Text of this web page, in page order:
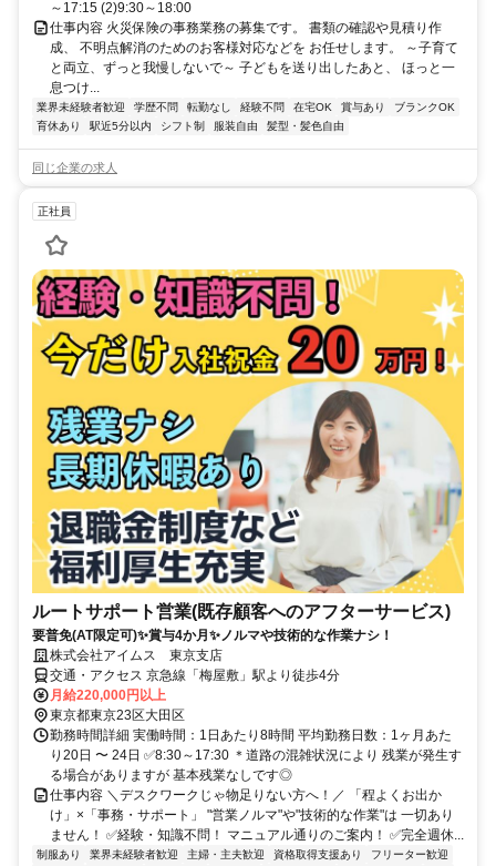
～17:15 (2)9:30～18:00
仕事内容 火災保険の事務業務の募集です。 書類の確認や見積り作
成、 不明点解消のためのお客様対応などを お任せします。 ～子育て
と両立、ずっと我慢しないで～ 子どもを送り出したあと、 ほっと一
息つけ...
業界未経験者歓迎 学歴不問 転勤なし 経験不問 在宅OK 賞与あり
ブランクOK
育休あり
駅近5分以内 シフト制 服装自由 髪型・髪色自由
同じ企業の求人
正社員
ルートサポート営業(既存顧客へのアフターサービス)
要普免(AT限定可)✨賞与4か月✨ノルマや技術的な作業ナシ！
株式会社アイムス 東京支店
交通・アクセス 京急線「梅屋敷」駅より徒歩4分
月給220,000円以上
東京都東京23区大田区
勤務時間詳細 実働時間：1日あたり8時間 平均勤務日数：1ヶ月あた
り20日 〜 24日 ✅8:30～17:30 ＊道路の混雑状況により 残業が発生す
る場合がありますが 基本残業なしです◎
仕事内容 ＼デスクワークじゃ物足りない方へ！／ 「程よくお出か
け」×「事務・サポート」 "営業ノルマ"や"技術的な作業"は 一切あり
ません！ ✅経験・知識不問！ マニュアル通りのご案内！ ✅完全週休...
制服あり 業界未経験者歓迎 主婦・主夫歓迎 資格取得支援あり
フリーター歓迎